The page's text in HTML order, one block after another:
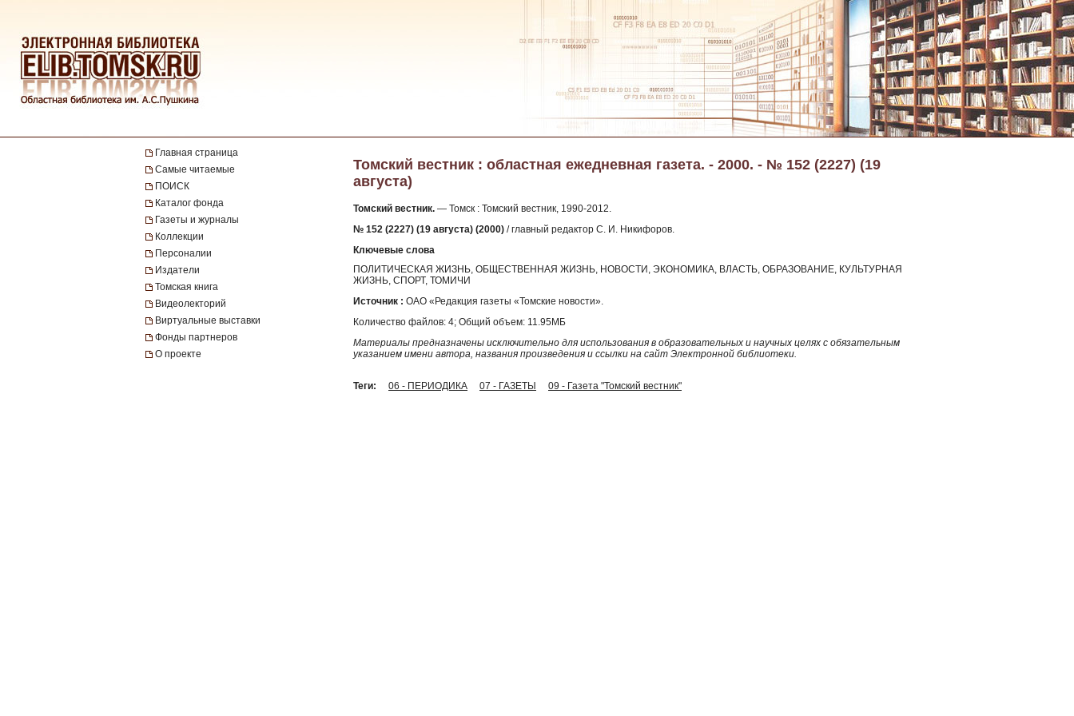
Главная страница
Самые читаемые
ПОИСК
Каталог фонда
Газеты и журналы
Коллекции
Персоналии
Издатели
Томская книга
Видеолекторий
Виртуальные выставки
Фонды партнеров
О проекте
Томский вестник : областная ежедневная газета. - 2000. - № 152 (2227) (19
августа)
Томский вестник. — Томск : Томский вестник, 1990-2012.
№ 152 (2227) (19 августа) (2000) / главный редактор С. И. Никифоров.
Ключевые слова
ПОЛИТИЧЕСКАЯ ЖИЗНЬ, ОБЩЕСТВЕННАЯ ЖИЗНЬ, НОВОСТИ, ЭКОНОМИКА, ВЛАСТЬ, ОБРАЗОВАНИЕ, КУЛЬТУРНАЯ
ЖИЗНЬ, СПОРТ, ТОМИЧИ
Источник : ОАО «Редакция газеты «Томские новости».
Количество файлов: 4; Общий объем: 11.95МБ
Материалы предназначены исключительно для использования в образовательных и научных целях с обязательным
указанием имени автора, названия произведения и ссылки на сайт Электронной библиотеки.
Теги: 06 - ПЕРИОДИКА 07 - ГАЗЕТЫ 09 - Газета "Томский вестник"